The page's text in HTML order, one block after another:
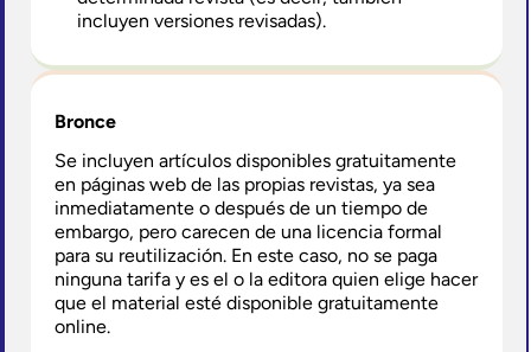
incluyen versiones revisadas).
Bronce
Se incluyen artículos disponibles gratuitamente
en páginas web de las propias revistas, ya sea
inmediatamente o después de un tiempo de
embargo, pero carecen de una licencia formal
para su reutilización. En este caso, no se paga
ninguna tarifa y es el o la editora quien elige hacer
que el material esté disponible gratuitamente
online.